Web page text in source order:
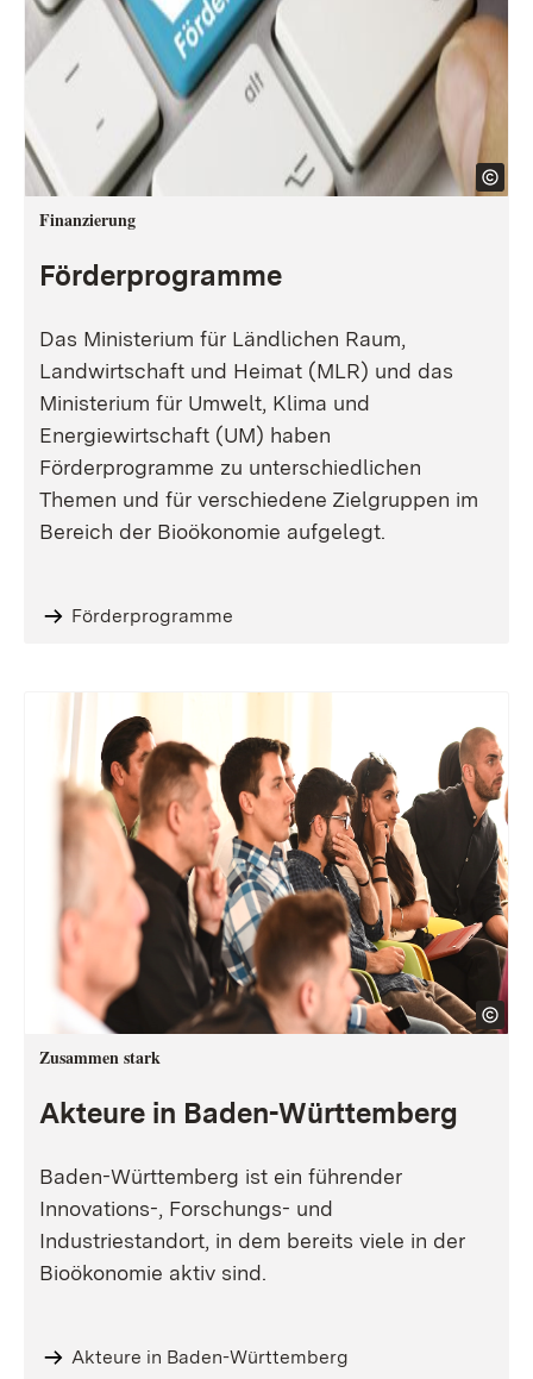
Finanzierung
Förderprogramme
Das Ministerium für Ländlichen Raum,
Landwirtschaft und Heimat (MLR) und das
Ministerium für Umwelt, Klima und
Energiewirtschaft (UM) haben
Förderprogramme zu unterschiedlichen
Themen und für verschiedene Zielgruppen im
Bereich der Bioökonomie aufgelegt.
Förderprogramme
Zusammen stark
Akteure in Baden-Württemberg
Baden-Württemberg ist ein führender
Innovations-, Forschungs- und
Industriestandort, in dem bereits viele in der
Bioökonomie aktiv sind.
Akteure in Baden-Württemberg